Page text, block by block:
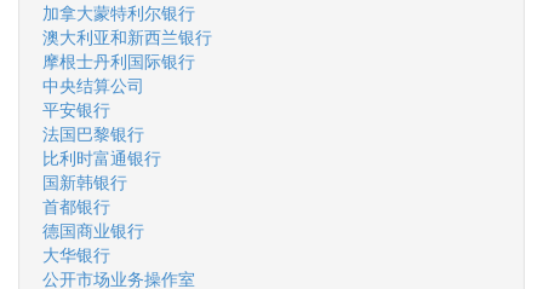
加拿大蒙特利尔银行
澳大利亚和新西兰银行
摩根士丹利国际银行
中央结算公司
平安银行
法国巴黎银行
比利时富通银行
国新韩银行
首都银行
德国商业银行
大华银行
公开市场业务操作室